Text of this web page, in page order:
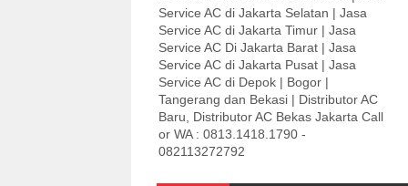
Service AC di Jakarta Selatan | Jasa
Service AC di Jakarta Timur | Jasa
Service AC Di Jakarta Barat | Jasa
Service AC di Jakarta Pusat | Jasa
Service AC di Depok | Bogor |
Tangerang dan Bekasi | Distributor AC
Baru, Distributor AC Bekas Jakarta Call
or WA : 0813.1418.1790 -
082113272792